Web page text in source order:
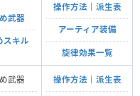
武器
スキル
操作方法 派生表
アーティア装備
旋律効果一覧
武器 操作方法 派生表